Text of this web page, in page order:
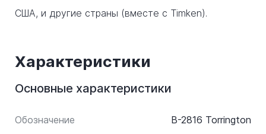
США, и другие страны (вместе с Timken).
Характеристики
Основные характеристики
Обозначение B-2816 Torrington